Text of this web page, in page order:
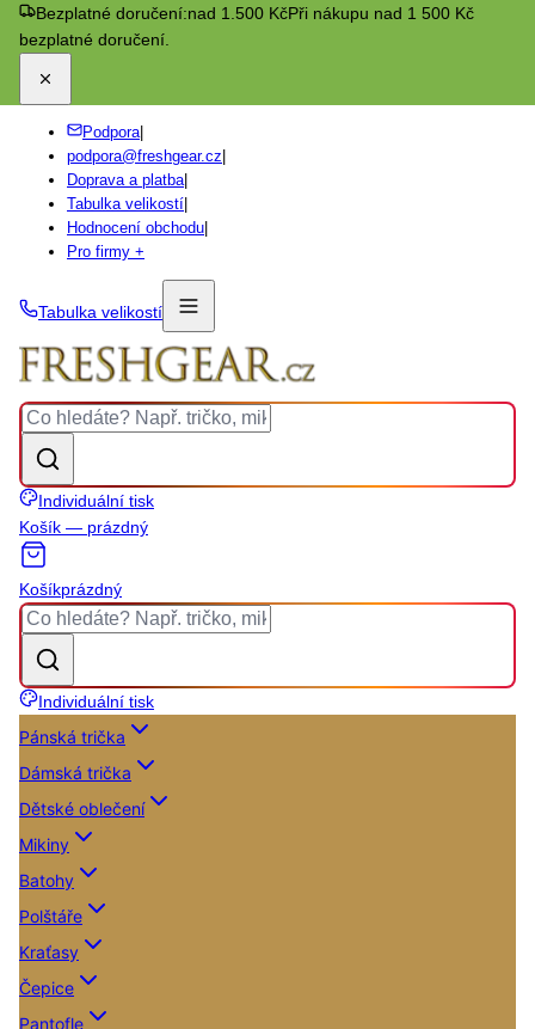
Bezplatné doručení:nad 1.500 KčPři nákupu nad 1 500 Kč
bezplatné doručení.
Podpora|
podpora@freshgear.cz
Doprava a platba|
Tabulka velikostí
Hodnocení obchodu
Pro firmy +
Tabulka velikostí
Individuální tisk
Košík — prázdný
Košíkprázdný
Individuální tisk
Pánská trička
Dámská trička
Dětské oblečení
Mikiny
Batohy
Polštáře
Kraťasy
Čepice
Pantofle